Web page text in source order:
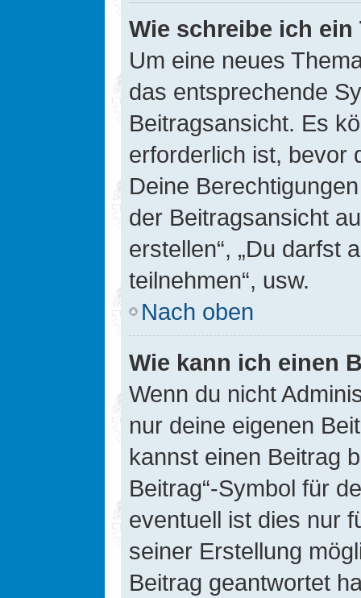
Wie schreibe ich ein
Um eine neues
das entsprechende
Beitragsansicht. Es
erforderlich ist, bevor
Deine
der Beitragsansicht
erstellen“, „Du darfst
teilnehmen“, usw.
Nach oben
Wie kann ich einen
Wenn du nicht
nur deine eigenen
kannst einen Beitrag
Beitrag“-Symbol für
eventuell ist dies nur
seiner Erstellung
Beitrag geantwortet